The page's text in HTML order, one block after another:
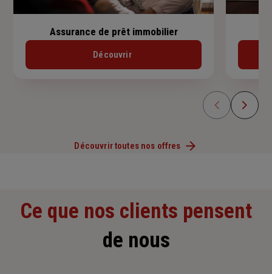
Assurance de prêt immobilier
Découvrir
Découvrir toutes nos offres
Ce que nos clients pensent
de nous